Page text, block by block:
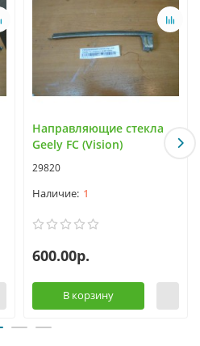
Направляющие стекла
Geely FC (Vision)
29820
1
600.00р.
В корзину